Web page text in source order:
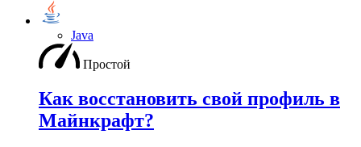
Java
Простой
Как восстановить свой профиль в
Майнкрафт?